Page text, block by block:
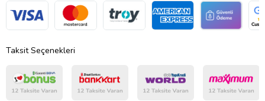
Taksit Seçenekleri